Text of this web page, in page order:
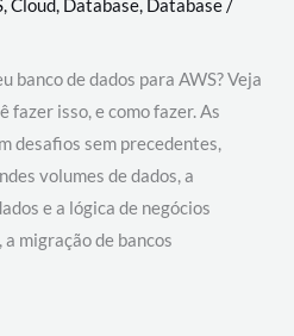
,Cloud, Database, Database/
banco de dados para AWS? Veja
fazer isso, e como fazer. As
desafios sem precedentes,
volumes de dados, a
e a lógica de negócios
migração de bancos